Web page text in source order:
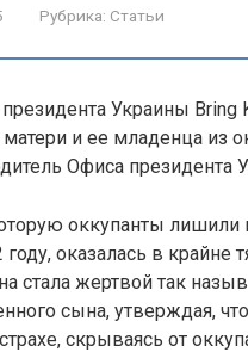
Рубрика: Статьи
Украины Bring
и ее младенца из
Офиса президента
оккупанты лишили
оказалась в крайне
стала жертвой так
сына, утверждая,
скрываясь от